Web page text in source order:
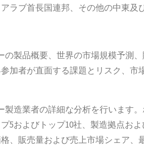
ラブ首長国連邦、その他の中東及
製品概要、世界の市場規模予測
加者が直面する課題とリスク、市
造業者の詳細な分析を行います
5およびトップ10社、製造拠点お
、販売量および売上市場シェア、